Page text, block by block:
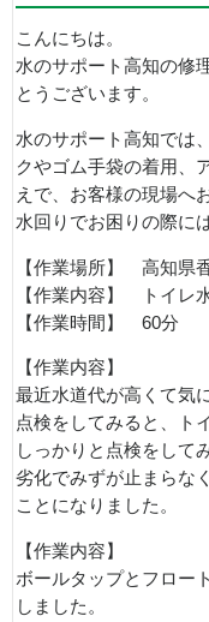
こんにちは。
水のサポート高知の修
とうございます。
水のサポート高知では
クやゴム手袋の着用、
えで、お客様の現場へ
水回りでお困りの際に
【作業場所】 高知県
【作業内容】 トイレ
【作業時間】 60分
【作業内容】
最近水道代が高くて気
点検をしてみると、ト
しっかりと点検をして
劣化でみずが止まらな
ことになりました。
【作業内容】
ボールタップとフロー
しました。